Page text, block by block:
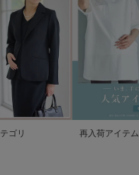
ゴリ 再入荷アイテム